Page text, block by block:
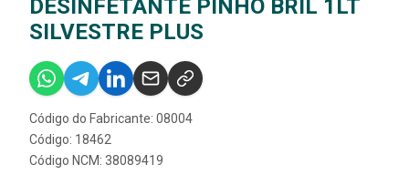
DESINFETANTE PINHO BRIL 1LT
SILVESTRE PLUS
Código do Fabricante: 08004
Código: 18462
Código NCM: 38089419